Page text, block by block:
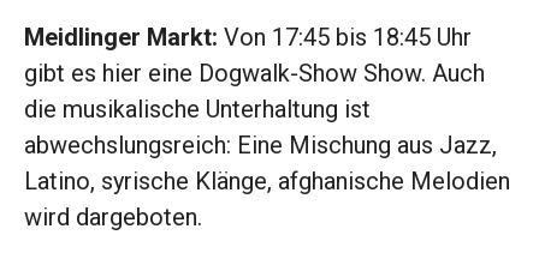
Meidlinger Markt: Von 17:45 bis 18:45 Uhr
gibt es hier eine Dogwalk-Show Show. Auch
die musikalische Unterhaltung ist
abwechslungsreich: Eine Mischung aus Jazz,
Latino, syrische Klänge, afghanische Melodien
wird dargeboten.